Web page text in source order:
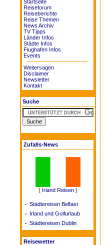
Startseite
Reiseforum
Reiseberichte
Reise Themen
News Archiv
TV Tipps
Länder Infos
Städte Infos
Flughafen Infos
Events
Weitersagen
Disclaimer
Newsletter
Kontakt
Suche
Zufalls-News
[ Irland Reisen]
· Städtereisen Belfast
· Irland und Golfurlaub
· Städtereisen Dublin
Reisewetter